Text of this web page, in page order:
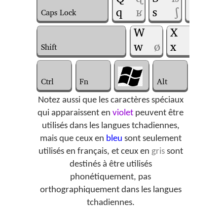
Caps Lock
ʁ
q
ʃ
s
Shift ø
W
w
X
x
Ctrl Fn Alt
Notez aussi que les caractères spéciaux
qui apparaissent en violet peuvent être
utilisés dans les langues tchadiennes,
mais que ceux en bleu sont seulement
utilisés en français, et ceux en grissont
destinés à être utilisés
phonétiquement, pas
orthographiquement dans les langues
tchadiennes.